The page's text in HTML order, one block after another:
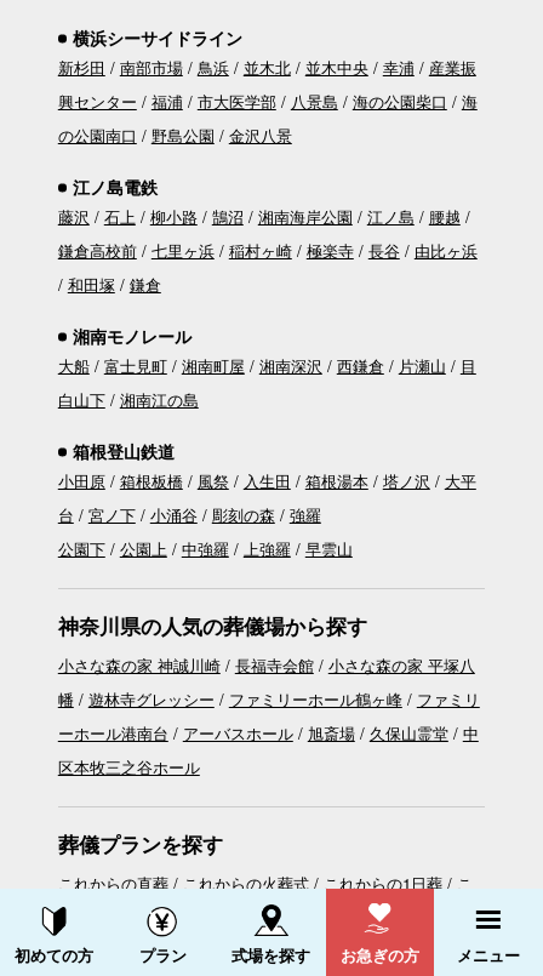
横浜シーサイドライン
新杉田 南部市場 鳥浜 並木北 並木中央 幸浦
産業振
興センター
福浦 市大医学部 八景島 海の公園柴口
海
の公園南口
野島公園 金沢八景
江ノ島電鉄
藤沢 石上 柳小路 鵠沼 湘南海岸公園 江ノ島
腰越
鎌倉高校前
七里ヶ浜 稲村ヶ崎 極楽寺 長谷
由比ヶ浜
和田塚
鎌倉
湘南モノレール
大船 富士見町 湘南町屋 湘南深沢 西鎌倉 片瀬山
目
白山下
湘南江の島
箱根登山鉄道
小田原 箱根板橋 風祭 入生田 箱根湯本 塔ノ沢
大平
台
宮ノ下 小涌谷 彫刻の森
強羅
公園下
公園上 中強羅 上強羅 早雲山
神奈川県の人気の葬儀場から探す
小さな森の家 神誠川崎 長福寺会館
小さな森の家 平塚八
幡
遊林寺グレッシー ファミリーホール鶴ヶ峰
ファミリ
ーホール港南台
アーバスホール 旭斎場 久保山霊堂
中
区本牧三之谷ホール
葬儀プランを探す
これからの直葬 これからの火葬式 これからの1日葬
こ
れからの家族葬
資料請求する 電話をかける
初めての方 プラン 式場を探す お急ぎの方 メニュー